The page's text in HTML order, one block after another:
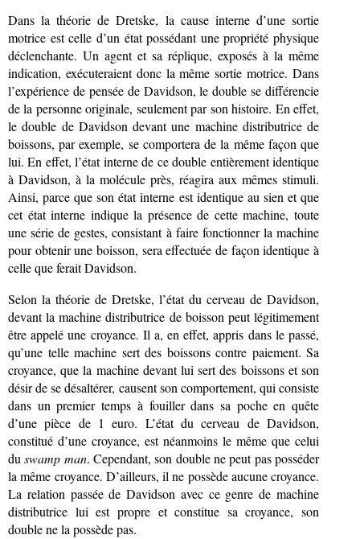
Dans la théorie de Dretske, la cause interne d’une sortie
motrice est celle d’un état possédant une propriété physique
déclenchante. Un agent et sa réplique, exposés à la même
indication, exécuteraient donc la même sortie motrice. Dans
l’expérience de pensée de Davidson, le double se différencie
de la personne originale, seulement par son histoire. En effet,
le double de Davidson devant une machine distributrice de
boissons, par exemple, se comportera de la même façon que
lui. En effet, l’état interne de ce double entièrement identique
à Davidson, à la molécule près, réagira aux mêmes stimuli.
Ainsi, parce que son état interne est identique au sien et que
cet état interne indique la présence de cette machine, toute
une série de gestes, consistant à faire fonctionner la machine
pour obtenir une boisson, sera effectuée de façon identique à
celle que ferait Davidson.
Selon la théorie de Dretske, l’état du cerveau de Davidson,
devant la machine distributrice de boisson peut légitimement
être appelé une croyance. Il a, en effet, appris dans le passé,
qu’une telle machine sert des boissons contre paiement. Sa
croyance, que la machine devant lui sert des boissons et son
désir de se désaltérer, causent son comportement, qui consiste
dans un premier temps à fouiller dans sa poche en quête
d’une pièce de 1 euro. L’état du cerveau de Davidson,
constitué d’une croyance, est néanmoins le même que celui
duswamp man. Cependant, son double ne peut pas posséder
la même croyance. D’ailleurs, il ne possède aucune croyance.
La relation passée de Davidson avec ce genre de machine
distributrice lui est propre et constitue sa croyance, son
double ne la possède pas.